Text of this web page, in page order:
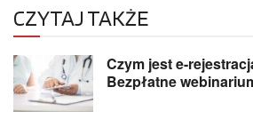
CZYTAJ TAKŻE
Czym jest e-
Bezpłatne